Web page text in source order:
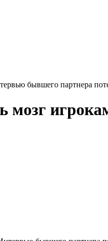
бывшего партнера
мозг